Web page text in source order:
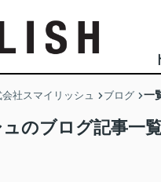
社スマイリッシュ ブログ 一
のブログ記事一